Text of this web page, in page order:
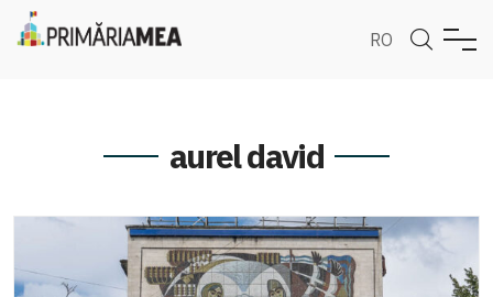
RO
aurel david